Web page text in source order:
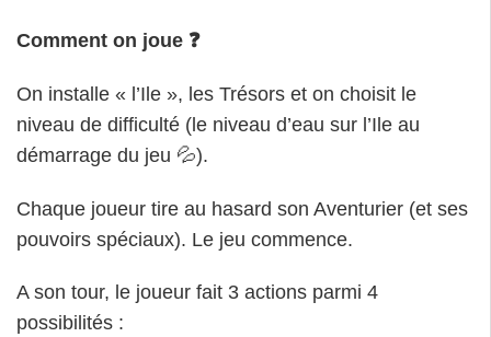
Comment on joue ❓
On installe « l’Ile », les Trésors et on choisit le
niveau de difficulté (le niveau d’eau sur l’Ile au
démarrage du jeu 💦).
Chaque joueur tire au hasard son Aventurier (et ses
pouvoirs spéciaux). Le jeu commence.
A son tour, le joueur fait 3 actions parmi 4
possibilités :